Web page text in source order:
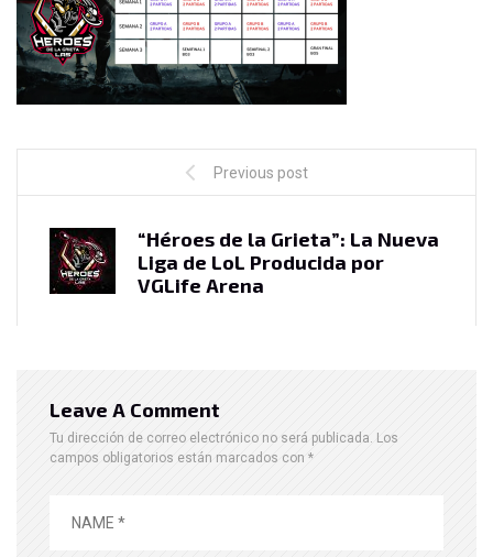
Previous post
“Héroes de la Grieta”: La Nueva
Liga de LoL Producida por
VGLife Arena
Leave A Comment
Tu dirección de correo electrónico no será publicada. Los
campos obligatorios están marcados con *